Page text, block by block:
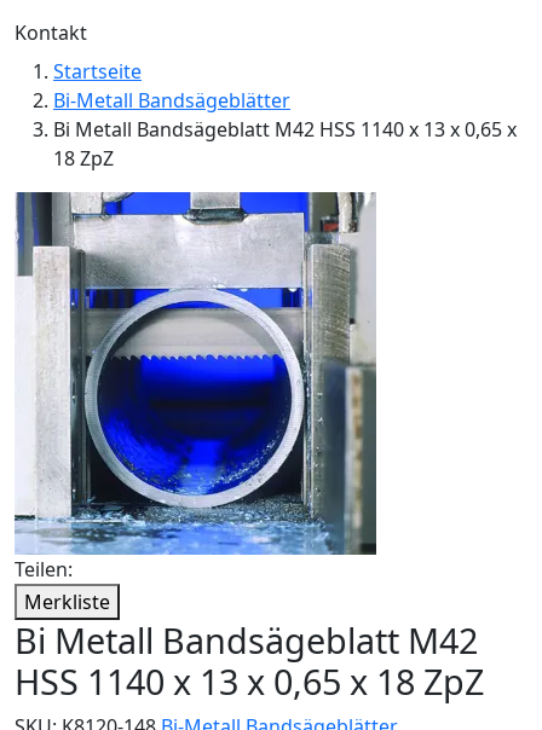
Kontakt
Startseite
Bi-Metall Bandsägeblätter
Bi Metall Bandsägeblatt M42 HSS 1140 x 13 x 0,65 x
18 ZpZ
Teilen:
Merkliste
Bi Metall Bandsägeblatt M42
HSS 1140 x 13 x 0,65 x 18 ZpZ